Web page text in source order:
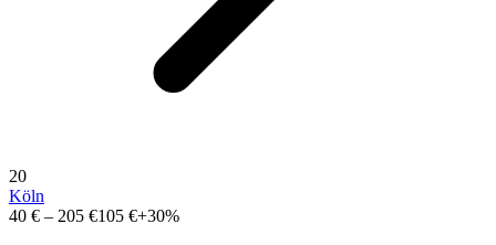
20
Köln
40 € – 205 €105 €+30%